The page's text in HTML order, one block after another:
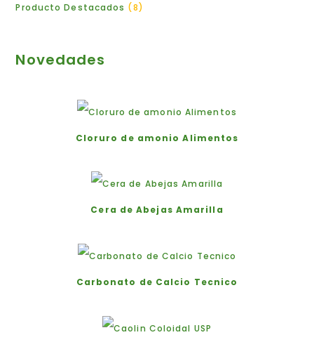
Producto Destacados 8
Novedades
Cloruro de amonio Alimentos
Cera de Abejas Amarilla
Carbonato de Calcio Tecnico